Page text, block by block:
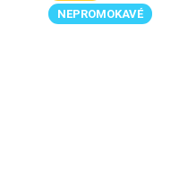
NEPROMOKAVÉ